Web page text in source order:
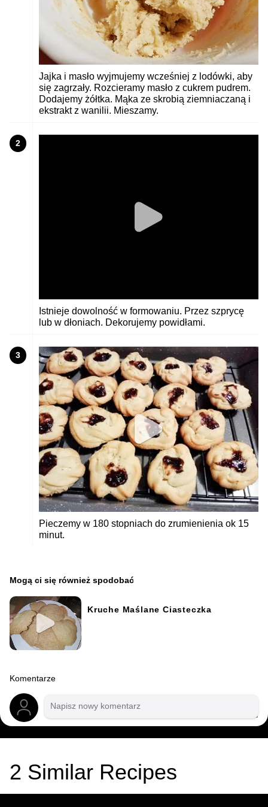
Jajka i masło wyjmujemy wcześniej z lodówki, aby
się zagrzały. Rozcieramy masło z cukrem pudrem.
Dodajemy żółtka. Mąka ze skrobią ziemniaczaną i
ekstrakt z wanilii. Mieszamy.
2
Istnieje dowolność w formowaniu. Przez szprycę
lub w dłoniach. Dekorujemy powidłami.
3
Pieczemy w 180 stopniach do zrumienienia ok 15
minut.
Mogą ci się również spodobać
Kruche Maślane Ciasteczka
Komentarze
2 Similar Recipes